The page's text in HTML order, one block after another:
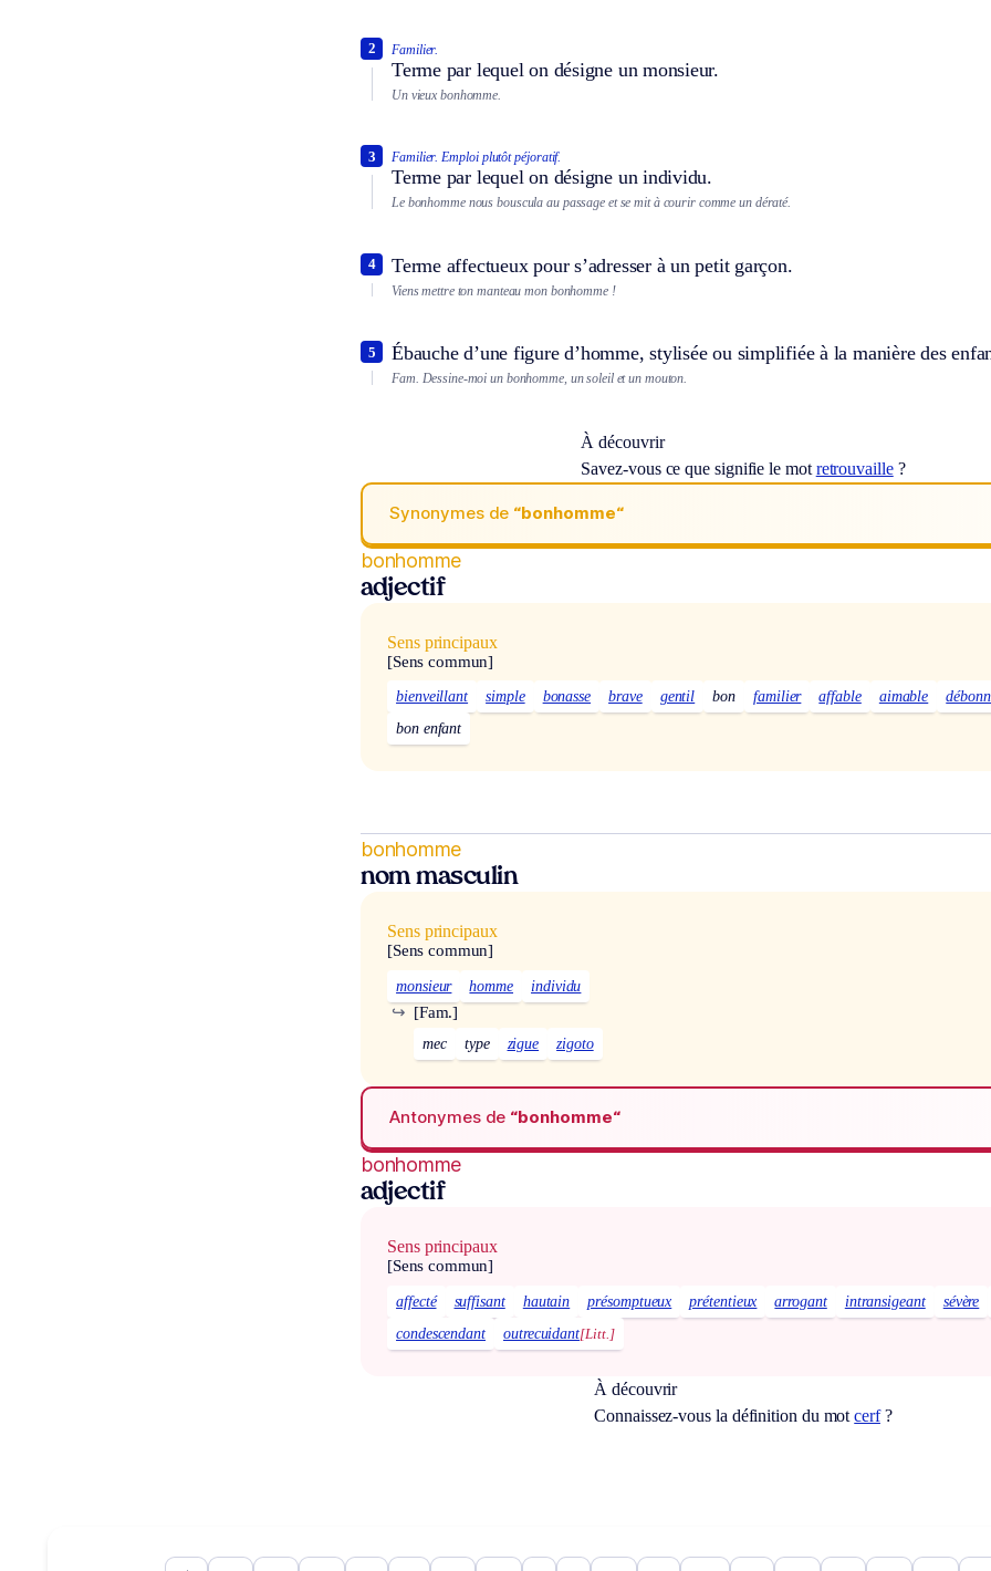
Familier.
Terme par lequel on désigne un monsieur.
2
Un vieux bonhomme.
Familier. Emploi plutôt péjoratif.
Terme par lequel on désigne un individu.
3
Le bonhomme nous bouscula au passage et se mit à courir comme un dératé.
Terme affectueux pour s’adresser à un petit garçon.
4
Viens mettre ton manteau mon bonhomme !
Ébauche d’une figure d’homme, stylisée ou simplifiée à la manière des
5
Fam. Dessine-moi un bonhomme, un soleil et un mouton.
À découvrir
Savez-vous ce que signifie le mot retrouvaille?
Synonymes de “bonhomme“
bonhomme
adjectif
Sens principaux
[Sens commun]
bienveillant simple bonasse brave gentil bon familier affable aimable
bon enfant
bonhomme
nom masculin
Sens principaux
[Sens commun]
monsieur homme individu
[Fam.]
↪
mec type zigue zigoto
Antonymes de “bonhomme“
bonhomme
adjectif
Sens principaux
[Sens commun]
affecté suffisant hautain présomptueux prétentieux arrogant intransigeant
sévère
condescendant
outrecuidant[Litt.]
À découvrir
Connaissez-vous la définition du motcerf?